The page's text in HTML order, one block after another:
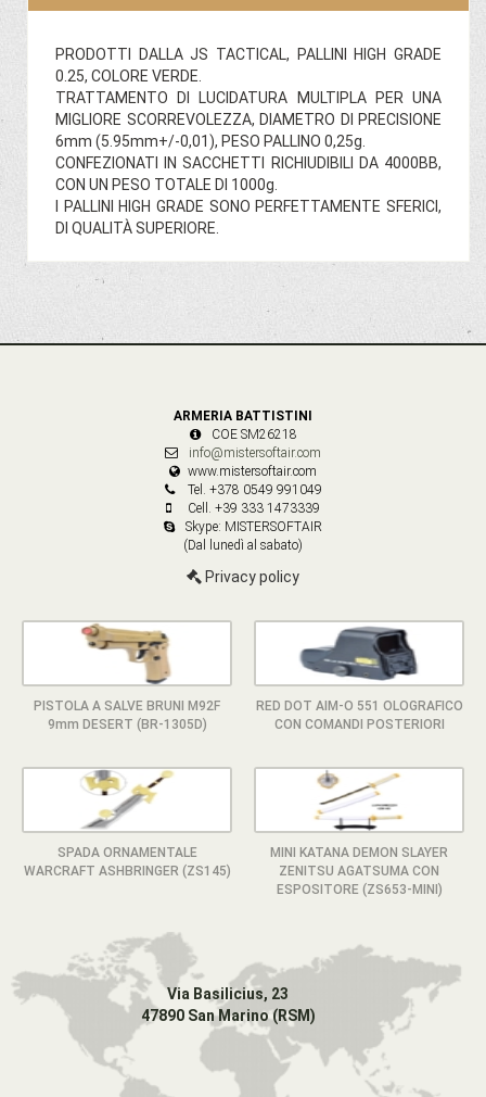
PRODOTTI DALLA JS TACTICAL, PALLINI HIGH GRADE
0.25, COLORE VERDE.
TRATTAMENTO DI LUCIDATURA MULTIPLA PER UNA
MIGLIORE SCORREVOLEZZA, DIAMETRO DI PRECISIONE
6mm (5.95mm+/-0,01), PESO PALLINO 0,25g.
CONFEZIONATI IN SACCHETTI RICHIUDIBILI DA 4000BB,
CON UN PESO TOTALE DI 1000g.
I PALLINI HIGH GRADE SONO PERFETTAMENTE SFERICI,
DI QUALITÀ SUPERIORE.
ARMERIA BATTISTINI
COE SM26218
info@mistersoftair.com
www.mistersoftair.com
Tel. +378 0549 991049
Cell. +39 333 1473339
Skype: MISTERSOFTAIR
(Dal lunedì al sabato)
Privacy policy
PISTOLA A SALVE BRUNI M92F
9mm DESERT (BR-1305D)
RED DOT AIM-O 551 OLOGRAFICO
CON COMANDI POSTERIORI
SPADA ORNAMENTALE
WARCRAFT ASHBRINGER (ZS145)
MINI KATANA DEMON SLAYER
ZENITSU AGATSUMA CON
ESPOSITORE (ZS653-MINI)
Via Basilicius, 23
47890 San Marino (RSM)